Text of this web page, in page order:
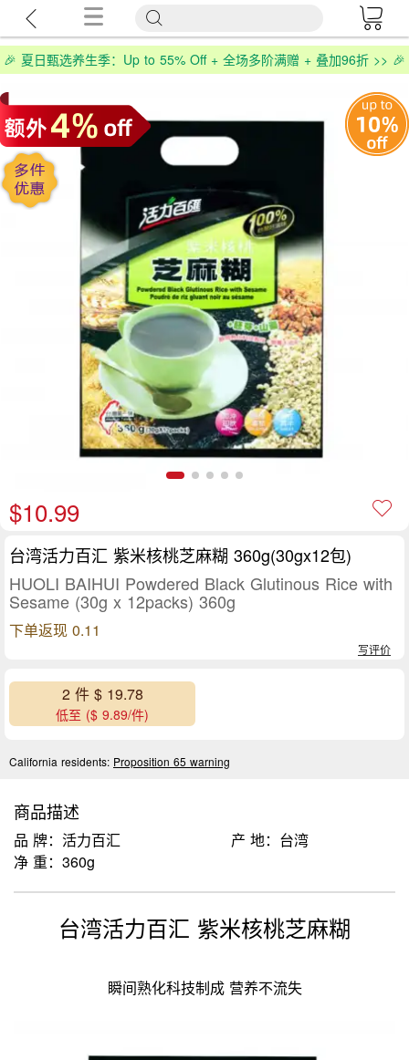
🎉 夏日甄选养生季：Up to 55% Off + 全场多阶满赠 + 叠加96折 >> 🎉
$10.99
台湾活力百汇 紫米核桃芝麻糊 360g(30gx12包)
HUOLI BAIHUI Powdered Black Glutinous Rice with
Sesame (30g x 12packs) 360g
下单返现 0.11
写评价
2 件 $ 19.78
低至 ($ 9.89/件)
California residents: Proposition 65 warning
商品描述
品 牌：活力百汇
产 地：台湾
净 重：360g
台湾活力百汇 紫米核桃芝麻糊
瞬间熟化科技制成 营养不流失